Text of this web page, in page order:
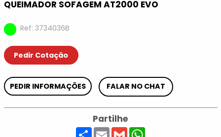
QUEIMADOR SOFAGEM AT2000 EVO
Ref: 3734036B
Pedir Cotação
PEDIR INFORMAÇÕES FALAR NO CHAT
Partilhe
ShareEmailGmail